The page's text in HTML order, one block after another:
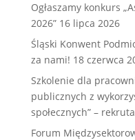
Ogłaszamy konkurs
2026” 16 lipca 2026
Śląski Konwent
za nami! 18 czerwca
Szkolenie dla
publicznych z
społecznych” –
Forum